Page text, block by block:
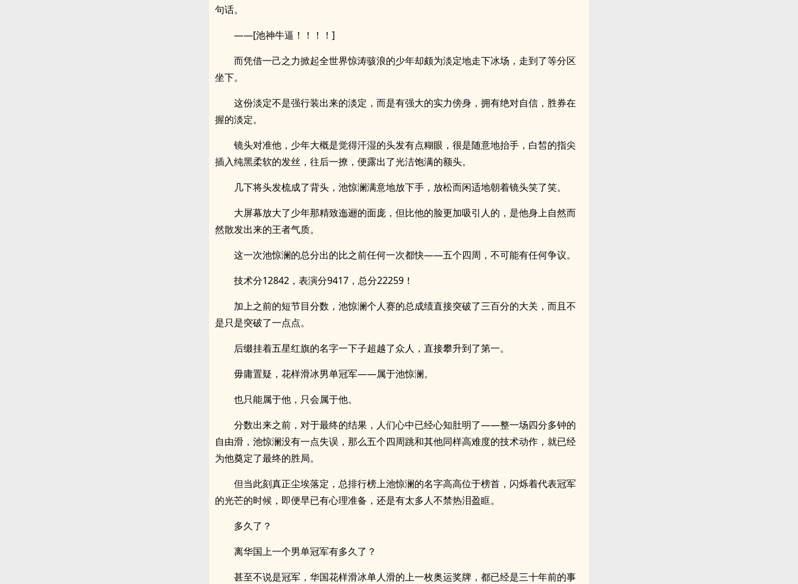
句话。
——[池神牛逼！！！！]
而凭借一己之力掀起全世界惊涛骇浪的少年却颇为淡定地走下冰场，走到了等分区
坐下。
这份淡定不是强行装出来的淡定，而是有强大的实力傍身，拥有绝对自信，胜券在
握的淡定。
镜头对准他，少年大概是觉得汗湿的头发有点糊眼，很是随意地抬手，白皙的指尖
插入纯黑柔软的发丝，往后一撩，便露出了光洁饱满的额头。
几下将头发梳成了背头，池惊澜满意地放下手，放松而闲适地朝着镜头笑了笑。
大屏幕放大了少年那精致迤逦的面庞，但比他的脸更加吸引人的，是他身上自然而
然散发出来的王者气质。
这一次池惊澜的总分出的比之前任何一次都快——五个四周，不可能有任何争议。
技术分12842，表演分9417，总分22259！
加上之前的短节目分数，池惊澜个人赛的总成绩直接突破了三百分的大关，而且不
是只是突破了一点点。
后缀挂着五星红旗的名字一下子超越了众人，直接攀升到了第一。
毋庸置疑，花样滑冰男单冠军——属于池惊澜。
也只能属于他，只会属于他。
分数出来之前，对于最终的结果，人们心中已经心知肚明了——整一场四分多钟的
自由滑，池惊澜没有一点失误，那么五个四周跳和其他同样高难度的技术动作，就已经
为他奠定了最终的胜局。
但当此刻真正尘埃落定，总排行榜上池惊澜的名字高高位于榜首，闪烁着代表冠军
的光芒的时候，即便早已有心理准备，还是有太多人不禁热泪盈眶。
多久了？
离华国上一个男单冠军有多久了？
甚至不说是冠军，华国花样滑冰单人滑的上一枚奥运奖牌，都已经是三十年前的事